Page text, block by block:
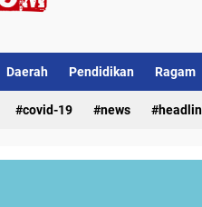
Daerah Pendidikan Ragam
covid-19 news